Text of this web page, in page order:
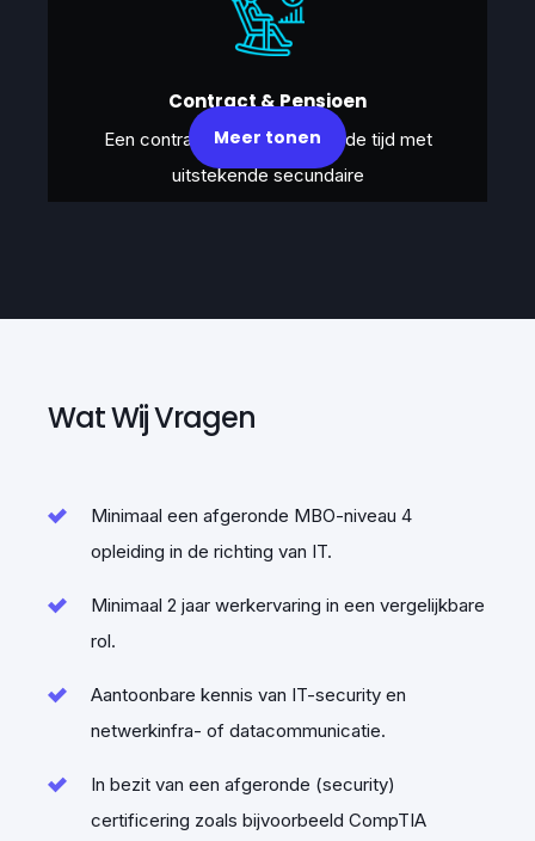
Contract & Pensioen
Een contract voor (on)bepaalde tijd met
uitstekende secundaire
25 vakantiedagen voor een goede werk-
privébalans.
Opleiding & studie
Ruime opleidings- en
Meer tonen
Wat Wij Vragen
Minimaal een afgeronde MBO-niveau 4
opleiding in de richting van IT.
Minimaal 2 jaar werkervaring in een vergelijkbare
rol.
Aantoonbare kennis van IT-security en
netwerkinfra- of datacommunicatie.
In bezit van een afgeronde (security)
certificering zoals bijvoorbeeld CompTIA